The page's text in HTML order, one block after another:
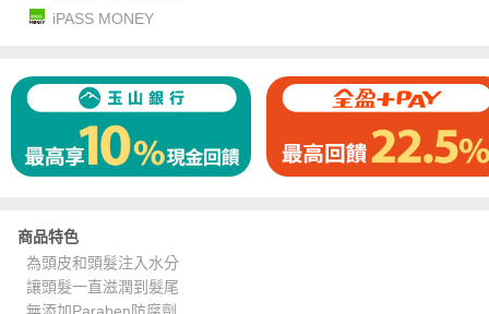
iPASS MONEY
商品特色
為頭皮和頭髮注入水分
讓頭髮一直滋潤到髮尾